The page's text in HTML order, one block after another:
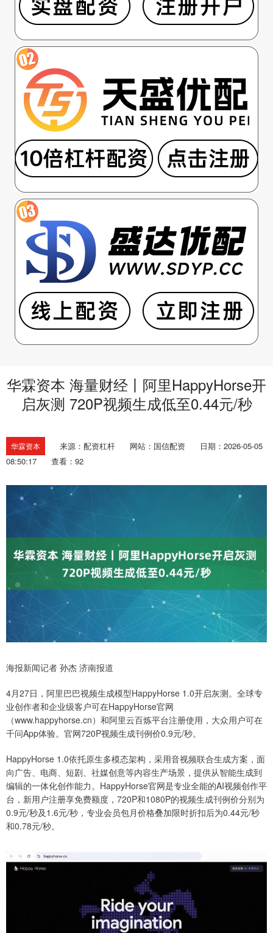
华霖资本 海量财经丨阿里HappyHorse开
启灰测 720P视频生成低至0.44元/秒
华霖资本 来源：配资杠杆 网站：国信配资
日期：2026-05-05
08:50:17
查看：92
海报新闻记者 孙杰 济南报道
4月27日，阿里巴巴视频生成模型HappyHorse 1.0开启灰测。全球专
业创作者和企业级客户可在HappyHorse官网
（www.happyhorse.cn）和阿里云百炼平台注册使用，大众用户可在
千问App体验。官网720P视频生成刊例价0.9元/秒。
HappyHorse 1.0依托原生多模态架构，采用音视频联合生成方案，面
向广告、电商、短剧、社媒创意等内容生产场景，提供从智能生成到
编辑的一体化创作能力。HappyHorse官网是专业全能的AI视频创作平
台，新用户注册享免费额度，720P和1080P的视频生成刊例价分别为
0.9元/秒及1.6元/秒，专业会员包月价格叠加限时折扣后为0.44元/秒
和0.78元/秒。